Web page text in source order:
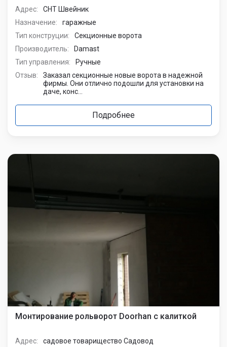
Адрес:
СНТ Швейник
Назначение:
гаражные
Тип конструции:
Секционные ворота
Производитель:
Damast
Тип управления:
Ручные
Отзыв:
Заказал секционные новые ворота в надежной
фирмы. Они отлично подошли для установки на
даче, конс...
Подробнее
Монтирование рольворот Doorhan с калиткой
Адрес:
садовое товарищество Садовод